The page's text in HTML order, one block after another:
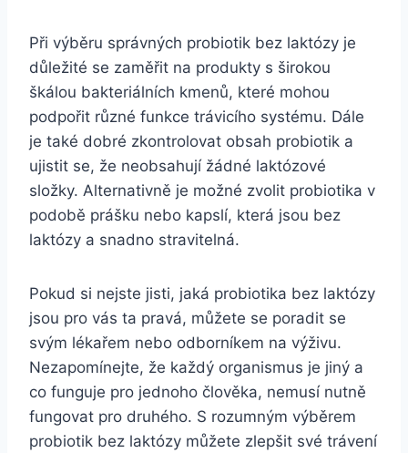
Při výběru správných probiotik bez laktózy je
důležité se zaměřit na produkty s širokou
škálou bakteriálních kmenů, které mohou
podpořit různé funkce trávicího systému. Dále
je také dobré zkontrolovat obsah probiotik a
ujistit se, že neobsahují žádné laktózové
složky. Alternativně je možné zvolit probiotika v
podobě prášku nebo kapslí, která jsou bez
laktózy a snadno stravitelná.
Pokud si nejste jisti, jaká probiotika bez laktózy
jsou pro vás ta pravá, můžete se poradit se
svým lékařem nebo odborníkem na výživu.
Nezapomínejte, že každý organismus je jiný a
co funguje pro jednoho člověka, nemusí nutně
fungovat pro druhého. S rozumným výběrem
probiotik bez laktózy můžete zlepšit své trávení